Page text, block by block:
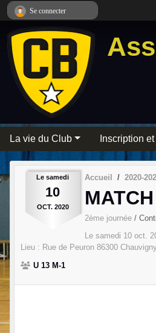
La vie du Club Inscription
Le samedi
10
OCT. 2020
Accueil 2020-
2ème journée /
Le samedi 10 oct.
Lieu : Rue de Peuron 86300
U 13 M-1
Se connecter
Panneau de gestion des cookies